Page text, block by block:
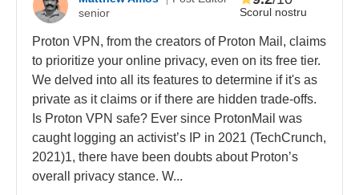
senior
Scorul nostru
Proton VPN, from the creators of Proton Mail, claims
to prioritize your online privacy, even on its free tier.
We delved into all its features to determine if it's as
private as it claims or if there are hidden trade-offs.
Is Proton VPN safe? Ever since ProtonMail was
caught logging an activist’s IP in 2021 (TechCrunch,
2021)1, there have been doubts about Proton’s
overall privacy stance. W...